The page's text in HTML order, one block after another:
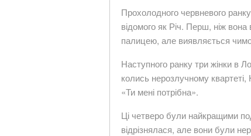
Прохолодного червневого
відомого як Річ. Перш, ніж
палицею, але виявляється
Наступного ранку три жінки в
колись нерозлучному
«Ти мені потрібна».
Ці четверо були найкращими
відрізнялася, але вони були